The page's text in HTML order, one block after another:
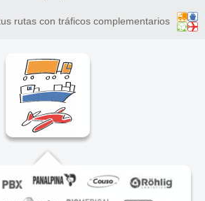
rutas con tráficos complementarios